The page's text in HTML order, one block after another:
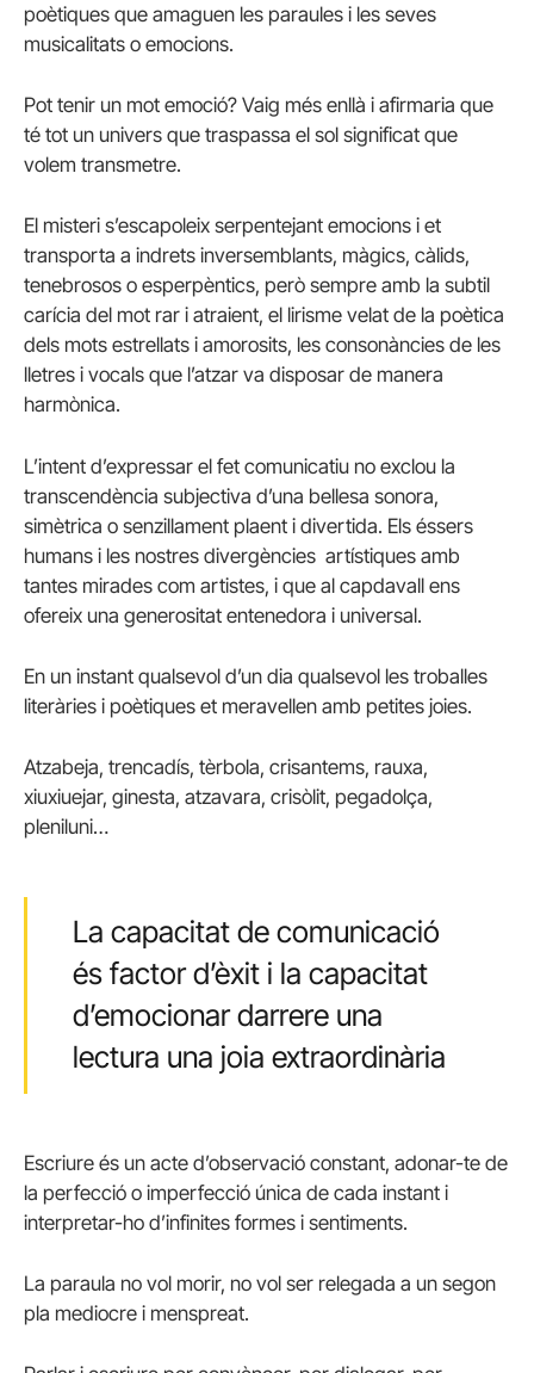
poètiques que amaguen les paraules i les seves
musicalitats o emocions.
Pot tenir un mot emoció? Vaig més enllà i afirmaria que
té tot un univers que traspassa el sol significat que
volem transmetre.
El misteri s’escapoleix serpentejant emocions i et
transporta a indrets inversemblants, màgics, càlids,
tenebrosos o esperpèntics, però sempre amb la subtil
carícia del mot rar i atraient, el lirisme velat de la poètica
dels mots estrellats i amorosits, les consonàncies de les
lletres i vocals que l’atzar va disposar de manera
harmònica.
L’intent d’expressar el fet comunicatiu no exclou la
transcendència subjectiva d’una bellesa sonora,
simètrica o senzillament plaent i divertida. Els éssers
humans i les nostres divergències artístiques amb
tantes mirades com artistes, i que al capdavall ens
ofereix una generositat entenedora i universal.
En un instant qualsevol d’un dia qualsevol les troballes
literàries i poètiques et meravellen amb petites joies.
Atzabeja, trencadís, tèrbola, crisantems, rauxa,
xiuxiuejar, ginesta, atzavara, crisòlit, pegadolça,
pleniluni…
La capacitat de comunicació
és factor d’èxit i la capacitat
d’emocionar darrere una
lectura una joia extraordinària
Escriure és un acte d’observació constant, adonar-te de
la perfecció o imperfecció única de cada instant i
interpretar-ho d’infinites formes i sentiments.
La paraula no vol morir, no vol ser relegada a un segon
pla mediocre i menspreat.